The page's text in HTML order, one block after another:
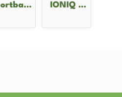
IONIQ 5